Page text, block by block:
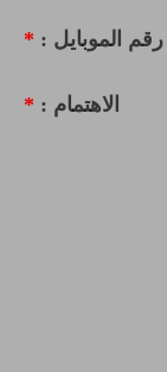
رقم الموبايل : *
الاهتمام : *